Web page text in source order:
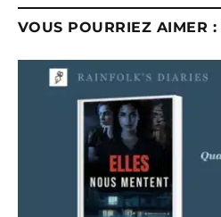
VOUS POURRIEZ AIMER :